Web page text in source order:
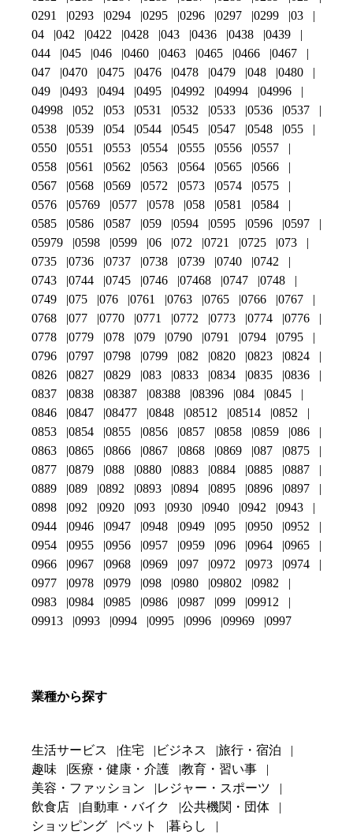
0291
0293 0294 0295 0296 0297 0299
03
04
042 0422 0428 043 0436 0438
0439
044
045 046 0460 0463 0465 0466
0467
047
0470 0475 0476 0478 0479 048
0480
049
0493 0494 0495 04992 04994
04996
04998
052 053 0531 0532 0533 0536
0537
0538
0539 054 0544 0545 0547 0548
055
0550
0551 0553 0554 0555 0556
0557
0558
0561 0562 0563 0564 0565
0566
0567
0568 0569 0572 0573 0574
0575
0576
05769 0577 0578 058 0581
0584
0585
0586 0587 059 0594 0595 0596
0597
05979
0598 0599 06 072 0721 0725
073
0735
0736 0737 0738 0739 0740
0742
0743
0744 0745 0746 07468 0747
0748
0749
075 076 0761 0763 0765 0766
0767
0768
077 0770 0771 0772 0773 0774
0776
0778
0779 078 079 0790 0791 0794
0795
0796
0797 0798 0799 082 0820 0823
0824
0826
0827 0829 083 0833 0834 0835
0836
0837
0838 08387 08388 08396 084
0845
0846
0847 08477 0848 08512 08514
0852
0853
0854 0855 0856 0857 0858 0859
086
0863
0865 0866 0867 0868 0869 087
0875
0877
0879 088 0880 0883 0884 0885
0887
0889
089 0892 0893 0894 0895 0896
0897
0898
092 0920 093 0930 0940 0942
0943
0944
0946 0947 0948 0949 095 0950
0952
0954
0955 0956 0957 0959 096 0964
0965
0966
0967 0968 0969 097 0972 0973
0974
0977
0978 0979 098 0980 09802
0982
0983
0984 0985 0986 0987 099
09912
09913
0993 0994 0995 0996 09969 0997
業種から探す
生活サービス 住宅 ビジネス
旅行・宿泊
趣味
医療・健康・介護
教育・習い事
美容・ファッション
レジャー・スポーツ
飲食店
自動車・バイク
公共機関・団体
ショッピング
ペット
暮らし